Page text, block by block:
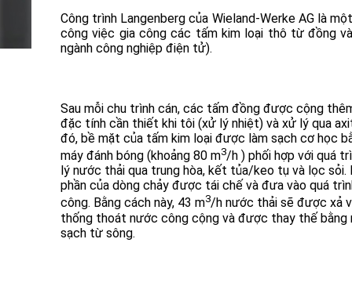
Công trình Langenberg của Wieland-Werke AG là
công việc gia công các tấm kim loại thô từ đồng
ngành công nghiệp điện tử).
Sau mỗi chu trình cán, các tấm đồng được cộng
đặc tính cần thiết khi tôi (xử lý nhiệt) và xử lý qua
đó, bề mặt của tấm kim loại được làm sạch cơ học
máy đánh bóng (khoảng 80 m3/h ) phối hợp với quá
lý nước thải qua trung hòa, kết tủa/keo tụ và lọc sỏi.
phần của dòng chảy được tái chế và đưa vào quá
công. Bằng cách này, 43 m3/h nước thải sẽ được xả
thống thoát nước công cộng và được thay thế bằng
sạch từ sông.